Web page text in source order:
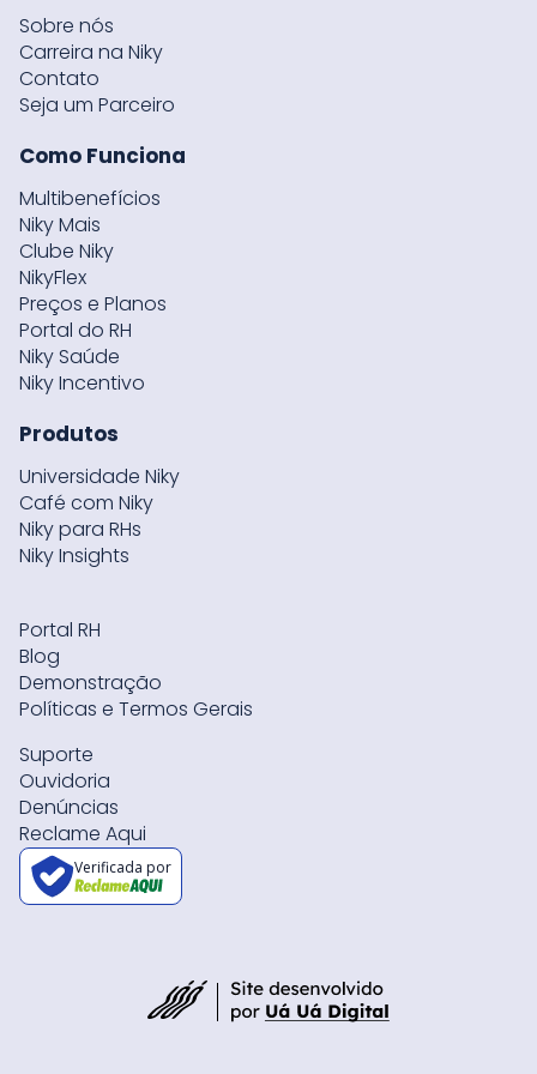
Sobre nós
Carreira na Niky
Contato
Seja um Parceiro
Como Funciona
Multibenefícios
Niky Mais
Clube Niky
NikyFlex
Preços e Planos
Portal do RH
Niky Saúde
Niky Incentivo
Produtos
Universidade Niky
Café com Niky
Niky para RHs
Niky Insights
Portal RH
Blog
Demonstração
Políticas e Termos Gerais
Suporte
Ouvidoria
Denúncias
Reclame Aqui
Verificada por